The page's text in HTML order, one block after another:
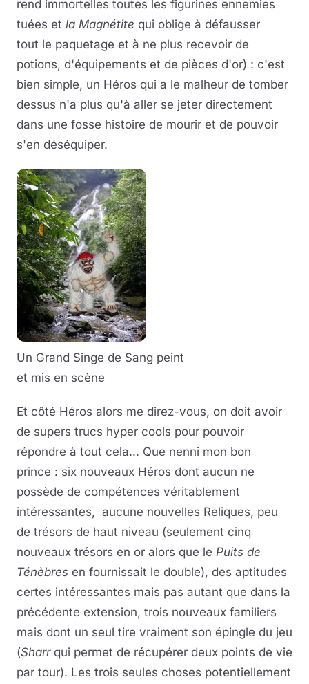
rend immortelles toutes les figurines ennemies
tuées et la Magnétite qui oblige à défausser
tout le paquetage et à ne plus recevoir de
potions, d'équipements et de pièces d'or) : c'est
bien simple, un Héros qui a le malheur de tomber
dessus n'a plus qu'à aller se jeter directement
dans une fosse histoire de mourir et de pouvoir
s'en déséquiper.
Un Grand Singe de Sang peint
et mis en scène
Et côté Héros alors me direz-vous, on doit avoir
de supers trucs hyper cools pour pouvoir
répondre à tout cela... Que nenni mon bon
prince : six nouveaux Héros dont aucun ne
possède de compétences véritablement
intéressantes, aucune nouvelles Reliques, peu
de trésors de haut niveau (seulement cinq
nouveaux trésors en or alors que le Puits de
Ténèbres en fournissait le double), des aptitudes
certes intéressantes mais pas autant que dans la
précédente extension, trois nouveaux familiers
mais dont un seul tire vraiment son épingle du jeu
(Sharrqui permet de récupérer deux points de vie
par tour). Les trois seules choses potentiellement